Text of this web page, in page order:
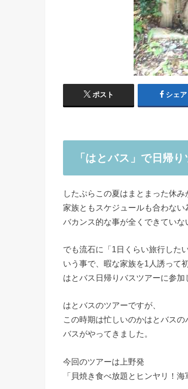
ポスト シェア
「はとバス」で日帰
したぷらこの夏はまとまった休み
家族ともスケジュールも合わない
バカンス的な事が全くできていな
でも流石に「1日くらい旅行した
いう事で、暇な家族を1人誘って
はとバス日帰りバスツアーに参加
はとバスのツアーですが、
この時期は忙しいのかはとバスの
バスがやってきました。
今回のツアーは上野発
「貝焼き食べ放題とヒンヤリ！